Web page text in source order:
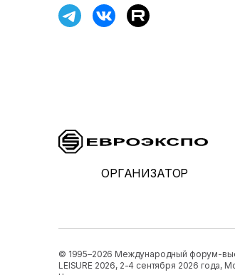
ОРГАНИЗАТОР
© 1995–2026 Международный форум-
LEISURE 2026, 2-4 сентября 2026 года,